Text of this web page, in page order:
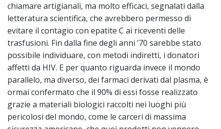
chiamare artigianali, ma molto efficaci, segnalati dalla
letteratura scientifica, che avrebbero permesso di
evitare il contagio con epatite C ai riceventi delle
trasfusioni. Fin dalla fine degli anni ’70 sarebbe stato
possibile individuare, con metodi indiretti, i donatori
affetti da HIV. E per quanto riguarda invece il mondo
parallelo, ma diverso, dei farmaci derivati dal plasma, è
ormai confermato che il 90% di essi fosse realizzato
grazie a materiali biologici raccolti nei luoghi più
pericolosi del mondo, come le carceri di massima